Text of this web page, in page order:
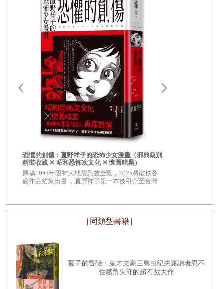
「白色的天空」
「溫柔的人」
「現在你喜歡誰呢」
「看見了階梯」
「太空衣與草原」
「最後的午餐」
「勿忘草與青空」
「救贖」
「別有居心」
「水面」
「在愛的心中」
「罪」
「被喜歡的意思」
「那個味道」
就像是陌生人
因為不管我對雨
就只是
雨而已
「還要說嗎」
恐懼的創傷：直野祥子的恐怖少女漫畫（邪典級別
精裝收藏 ✕ 昭和恐怖次文化 ✕ 懷舊暗黑）
原稿1995年阪神大地震悉數全毀，2025將散佚各
處作品結集出書 ，直野祥子第一本被引介至台灣
| 同類型書籍 |
夏子的冒險：鬼才文豪三島由紀夫讓讀者忍不
住嘴角失守的超有戲大作